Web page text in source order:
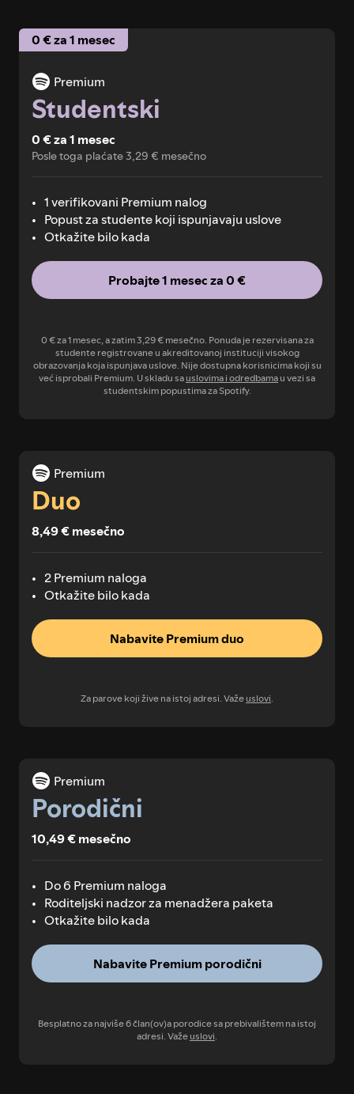
0 € za 1 mesec
Premium
Studentski
0 € za 1 mesec
Posle toga plaćate 3,29 € mesečno
1 verifikovani Premium nalog
Popust za studente koji ispunjavaju uslove
Otkažite bilo kada
Probajte 1 mesec za 0 €
0 € za 1 mesec, a zatim 3,29 € mesečno. Ponuda je rezervisana za
studente registrovane u akreditovanoj instituciji visokog
obrazovanja koja ispunjava uslove. Nije dostupna korisnicima koji su
već isprobali Premium. U skladu sauslovima i odredbamau vezi sa
studentskim popustima za Spotify.
Premium
Duo
8,49 € mesečno
2 Premium naloga
Otkažite bilo kada
Nabavite Premium duo
Za parove koji žive na istoj adresi. Važeuslovi.
Premium
Porodični
10,49 € mesečno
Do 6 Premium naloga
Roditeljski nadzor za menadžera paketa
Otkažite bilo kada
Nabavite Premium porodični
Besplatno za najviše 6 član(ov)a porodice sa prebivalištem na istoj
adresi. Važeuslovi.